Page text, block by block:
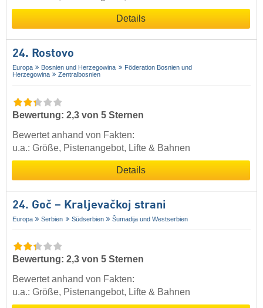
Details
24. Rostovo
Europa Bosnien und Herzegowina
Föderation Bosnien und
Herzegowina
Zentralbosnien
Bewertung: 2,3 von 5 Sternen
Bewertet anhand von Fakten:
u.a.: Größe, Pistenangebot, Lifte & Bahnen
Details
24. Goč – Kraljevačkoj strani
Europa Serbien Südserbien Šumadija und Westserbien
Bewertung: 2,3 von 5 Sternen
Bewertet anhand von Fakten:
u.a.: Größe, Pistenangebot, Lifte & Bahnen